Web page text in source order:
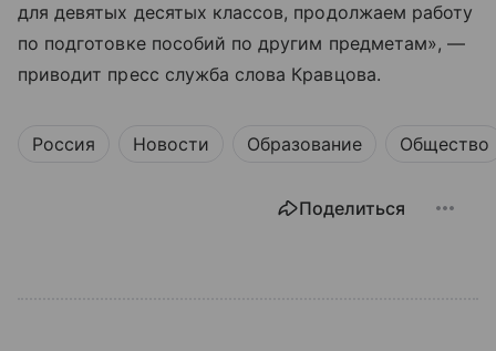
для девятых десятых классов, продолжаем работу
по подготовке пособий по другим предметам», —
приводит пресс служба слова Кравцова.
Россия Новости Образование Общество
Поделиться